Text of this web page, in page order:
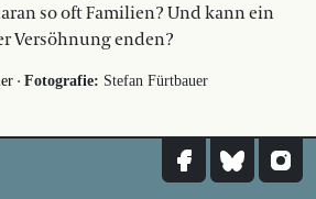
so oft Familien? Und kann ein
Versöhnung enden?
· Fotografie: Stefan Fürtbauer